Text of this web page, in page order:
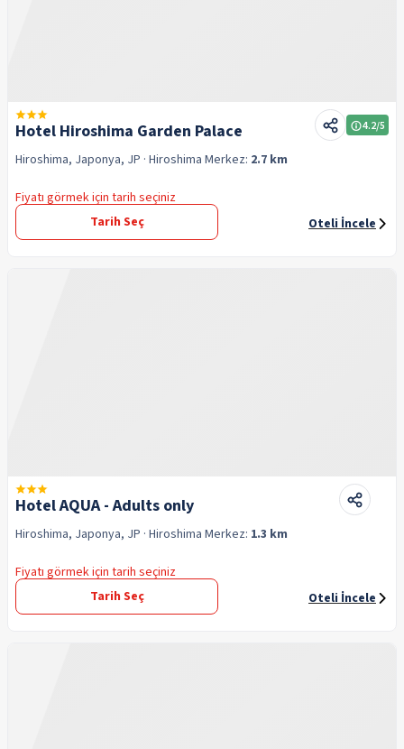
Hotel Hiroshima Garden Palace 4.2/5
Hiroshima, Japonya, JP · Hiroshima Merkez: 2.7 km
Fiyatı görmek için tarih seçiniz
Tarih Seç
Oteli İncele
Hotel AQUA - Adults only
Hiroshima, Japonya, JP · Hiroshima Merkez: 1.3 km
Fiyatı görmek için tarih seçiniz
Tarih Seç
Oteli İncele